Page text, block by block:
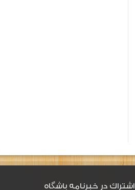
اشتراك در خبرنامه باشگاه